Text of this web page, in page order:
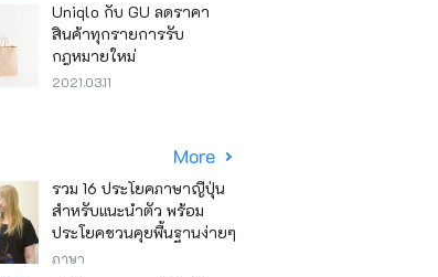
Uniqlo กับ GU ลดราคา
สินค้าทุกรายการรับ
กฎหมายใหม่
2021.03.11
More
รวม 16 ประโยคภาษาญี่ปุ่น
สำหรับแนะนำตัว พร้อม
ประโยคชวนคุยพื้นฐานง่ายๆ
ภาษา